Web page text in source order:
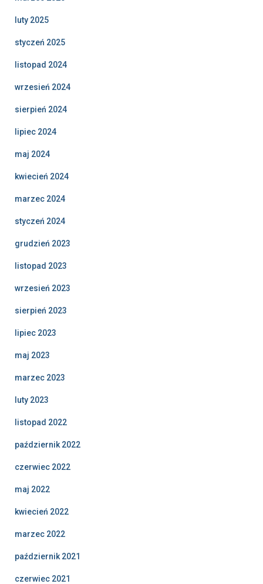
luty 2025
styczeń 2025
listopad 2024
wrzesień 2024
sierpień 2024
lipiec 2024
maj 2024
kwiecień 2024
marzec 2024
styczeń 2024
grudzień 2023
listopad 2023
wrzesień 2023
sierpień 2023
lipiec 2023
maj 2023
marzec 2023
luty 2023
listopad 2022
październik 2022
czerwiec 2022
maj 2022
kwiecień 2022
marzec 2022
październik 2021
czerwiec 2021